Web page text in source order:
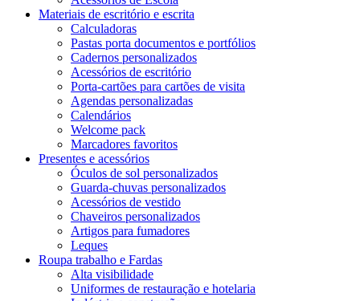
Materiais de escritório e escrita
Calculadoras
Pastas porta documentos e portfólios
Cadernos personalizados
Acessórios de escritório
Porta-cartões para cartões de visita
Agendas personalizadas
Calendários
Welcome pack
Marcadores favoritos
Presentes e acessórios
Óculos de sol personalizados
Guarda-chuvas personalizados
Acessórios de vestido
Chaveiros personalizados
Artigos para fumadores
Leques
Roupa trabalho e Fardas
Alta visibilidade
Uniformes de restauração e hotelaria